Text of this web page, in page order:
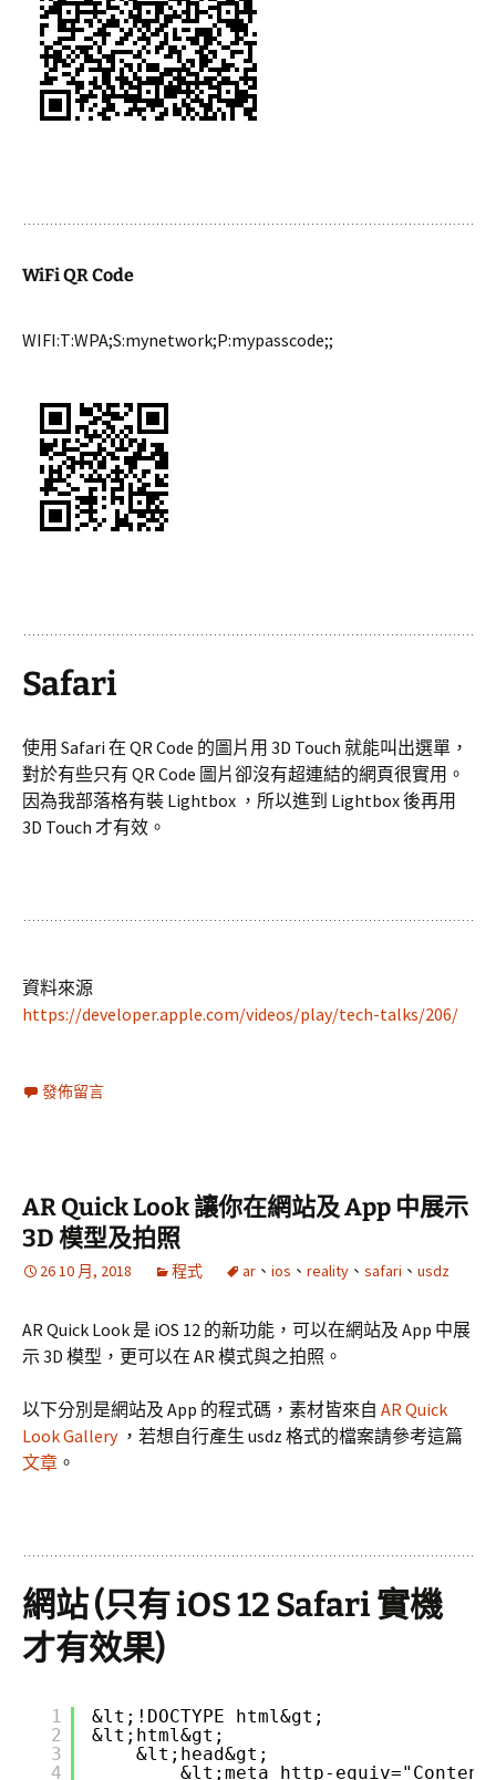
WiFi QR Code
WIFI:T:WPA;S:mynetwork;P:mypasscode;;
Safari
使用 Safari 在 QR Code 的圖片用 3D Touch 就能叫出選單，
對於有些只有 QR Code 圖片卻沒有超連結的網頁很實用。
因為我部落格有裝 Lightbox ，所以進到 Lightbox 後再用
3D Touch 才有效。
資料來源
https://developer.apple.com/videos/play/tech-talks/206/
發佈留言
AR Quick Look 讓你在網站及 App 中展示
3D 模型及拍照
26 10 月, 2018 程式 ar 、 ios 、 reality 、 safari 、 usdz
AR Quick Look 是 iOS 12 的新功能，可以在網站及 App 中展
示 3D 模型，更可以在 AR 模式與之拍照。
以下分別是網站及 App 的程式碼，素材皆來自 AR Quick
Look Gallery，若想自行產生 usdz 格式的檔案請參考這篇
文章 。
網站 (只有 iOS 12 Safari 實機
才有效果)
1
2
3
4
&lt;!DOCTYPE html&gt;
&lt;html&gt;
&lt;head&gt;
&lt;meta http-